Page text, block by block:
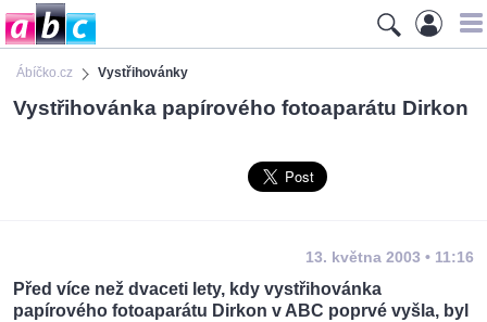
Ábíčko.cz Vystřihovánky
Vystřihovánka papírového fotoaparátu Dirkon
13. května 2003 • 11:16
Před více než dvaceti lety, kdy vystřihovánka
papírového fotoaparátu Dirkon v ABC poprvé vyšla, byl